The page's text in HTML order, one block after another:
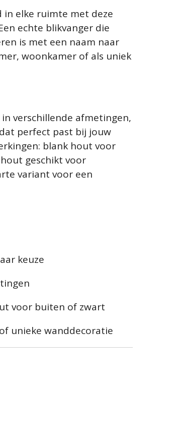
elke ruimte met deze
echte blikvanger die
is met een naam naar
woonkamer of als uniek
verschillende afmetingen,
perfect past bij jouw
blank hout voor
geschikt voor
variant voor een
keuze
voor buiten of zwart
unieke wanddecoratie